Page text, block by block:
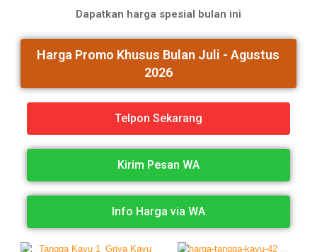
Dapatkan harga spesial bulan ini
Harga Promo Khusus Bulan Juli - Agustus
2026
Telpon Sekarang
Kirim Pesan WA
Info Harga via WA